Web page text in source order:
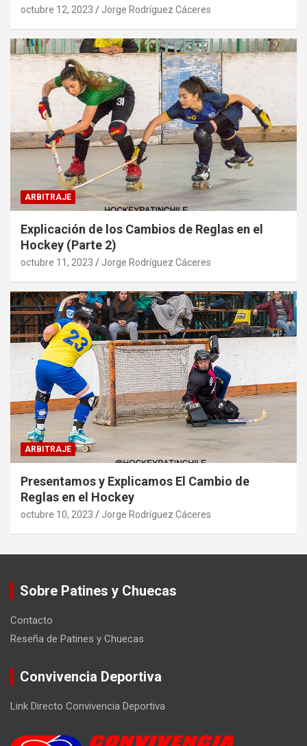
octubre 12, 2023 Jorge Rodríguez Cáceres
ARBITRAJE
Explicación de los Cambios de Reglas en el
Hockey (Parte 2)
octubre 11, 2023 Jorge Rodríguez Cáceres
ARBITRAJE
Presentamos y Explicamos El Cambio de
Reglas en el Hockey
octubre 10, 2023 Jorge Rodríguez Cáceres
Sobre Patines y Chuecas
Contacto
Reseña de Patines y Chuecas
Convivencia Deportiva
Link Directo Convivencia Deportiva